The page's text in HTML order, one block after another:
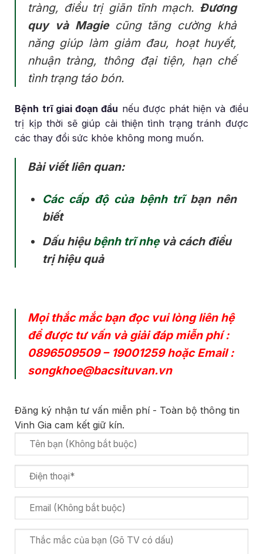
tràng, điều trị giãn tĩnh mạch. Đương
quy và Magiecũng tăng cường khả
năng giúp làm giảm đau, hoạt huyết,
nhuận tràng, thông đại tiện, hạn chế
tình trạng táo bón.
Bệnh trĩ giai đoạn đầu nếu được phát hiện và điều
trị kịp thời sẽ giúp cải thiện tình trạng tránh được
các thay đổi sức khỏe không mong muốn.
Bài viết liên quan:
Các cấp độ của bệnh trĩbạn nên
biết
Dấu hiệubệnh trĩ nhẹvà cách điều
trị hiệu quả
Mọi thắc mắc bạn đọc vui lòng liên hệ
để được tư vấn và giải đáp miễn phí :
0896509509– 19001259hoặc Email :
songkhoe@bacsituvan.vn
Đăng ký nhận tư vấn miễn phí - Toàn bộ thông tin
Vinh Gia cam kết giữ kín.